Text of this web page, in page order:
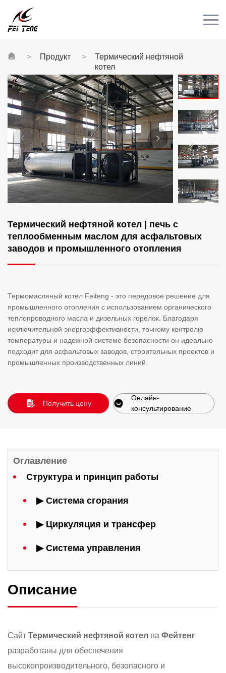
НОВОСТИ
КОНТАКТ
Видео
Продукт
Термический нефтяной
котел
Термический нефтяной котел | печь с
теплообменным маслом для асфальтовых
заводов и промышленного отопления
Термомасляный котел Feiteng - это передовое решение для
промышленного отопления с использованием органического
теплопроводного масла и дизельных горелок. Благодаря
исключительной энергоэффективности, точному контролю
температуры и надежной системе безопасности он идеально
подходит для асфальтовых заводов, строительных проектов и
промышленных производственных линий.
Получить цену
Онлайн-
консультирование
Оглавление
Структура и принцип работы
▶ Система сгорания
▶ Циркуляция и трансфер
▶ Система управления
Описание
Сайт Термический нефтяной котел на Фейтенг
разработаны для обеспечения
высокопроизводительного, безопасного и